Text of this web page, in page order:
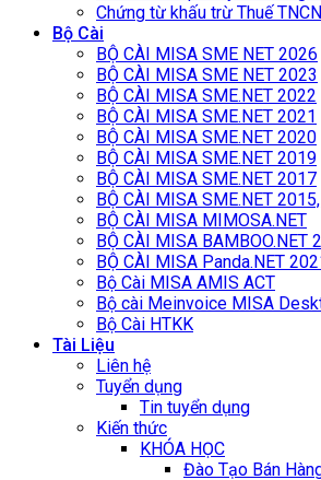
Chứng từ khấu trừ Thuế
Bộ Cài
BỘ CÀI MISA SME NET 2026
BỘ CÀI MISA SME NET 2023
BỘ CÀI MISA SME.NET 2022
BỘ CÀI MISA SME.NET 2021
BỘ CÀI MISA SME.NET 2020
BỘ CÀI MISA SME.NET 2019
BỘ CÀI MISA SME.NET 2017
BỘ CÀI MISA SME.NET
BỘ CÀI MISA MIMOSA.NET
BỘ CÀI MISA BAMBOO.NET
BỘ CÀI MISA Panda.NET
Bộ Cài MISA AMIS ACT
Bộ cài Meinvoice MISA
Bộ Cài HTKK
Tài Liệu
Liên hệ
Tuyển dụng
Tin tuyển dụng
Kiến thức
KHÓA HỌC
Đào Tạo Bán